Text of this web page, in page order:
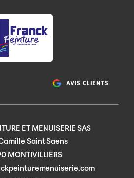
AVIS CLIENTS
ET MENUISERIE SAS
Saint Saens
MONTIVILLIERS